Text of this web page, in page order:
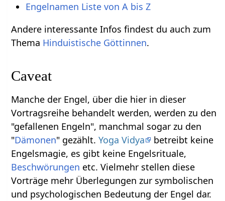
Engelnamen Liste von A bis Z
Andere interessante Infos findest du auch zum
Thema Hinduistische Göttinnen.
Caveat
Manche der Engel, über die hier in dieser
Vortragsreihe behandelt werden, werden zu den
"gefallenen Engeln", manchmal sogar zu den
"Dämonen" gezählt.Yoga Vidya
betreibt keine
Engelsmagie, es gibt keine Engelsrituale,
Beschwörungen etc. Vielmehr stellen diese
Vorträge mehr Überlegungen zur symbolischen
und psychologischen Bedeutung der Engel dar.